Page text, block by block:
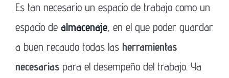
Es tan necesario un espacio de trabajo como un
espacio de almacenaje, en el que poder guardar
a buen recaudo todas las herramientas
necesarias para el desempeño del trabajo. Ya